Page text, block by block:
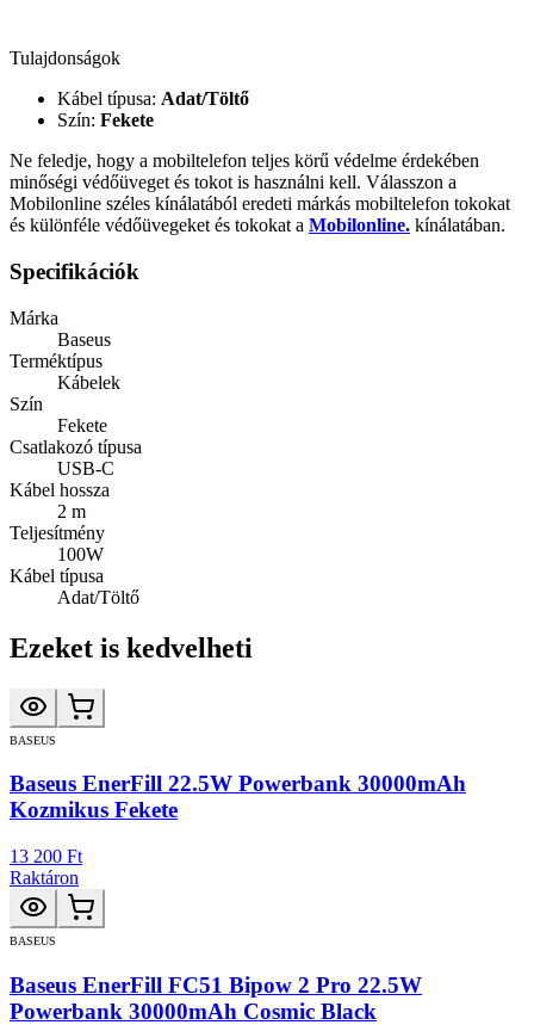
Tulajdonságok
Kábel típusa: Adat/Töltő
Szín: Fekete
Ne feledje, hogy a mobiltelefon teljes körű védelme érdekében
minőségi védőüveget és tokot is használni kell. Válasszon a
Mobilonline széles kínálatából eredeti márkás mobiltelefon tokokat
és különféle védőüvegeket és tokokat a Mobilonline. kínálatában.
Specifikációk
Márka
Baseus
Terméktípus
Kábelek
Szín
Fekete
Csatlakozó típusa
USB-C
Kábel hossza
2 m
Teljesítmény
100W
Kábel típusa
Adat/Töltő
Ezeket is kedvelheti
BASEUS
Baseus EnerFill 22.5W Powerbank 30000mAh
Kozmikus Fekete
13 200 Ft
Raktáron
BASEUS
Baseus EnerFill FC51 Bipow 2 Pro 22.5W
Powerbank 30000mAh Cosmic Black